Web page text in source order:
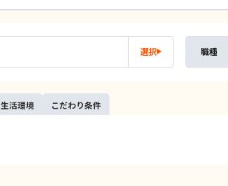
選択 職種
生活環境 こだわり条件